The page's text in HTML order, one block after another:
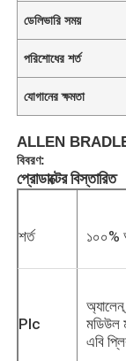
ডেলিভারি সময়
পরিশোধের শর্ত
যোগানের ক্ষমতা
ALLEN
বিবরণ:
প্রোডাক্টের বিস্তারিত
শর্ত
Plc
অ্যালেন
মডিউল
এবি